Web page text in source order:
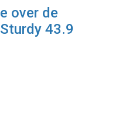
over de
43.9